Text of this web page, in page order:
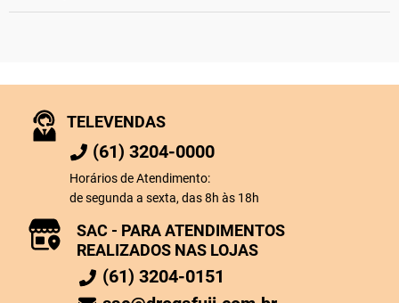
TELEVENDAS
(61) 3204-0000
Horários de Atendimento:
de segunda a sexta, das 8h às 18h
SAC - PARA ATENDIMENTOS
REALIZADOS NAS LOJAS
(61) 3204-0151